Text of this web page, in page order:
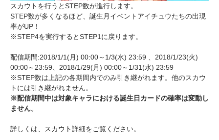
スカウトを行うとSTEP数が進行します。
STEP数が多くなるほど、誕生月イベントアイチュウたちの出現
率がUP！
※STEP4を実行するとSTEP1に戻ります。
配信期間:2018/1/1(月) 00:00～1/3(水) 23:59 、2018/1/23(火)
00:00～23:59、2018/1/29(月) 00:00～1/31(水) 23:59
※STEP数は上記の各期間内でのみ引き継がれます。他のスカウ
トには引き継がれません。
※配信期間中は対象キャラにおける誕生日カードの確率は変動し
ません。
詳しくは、スカウト詳細をご覧ください。